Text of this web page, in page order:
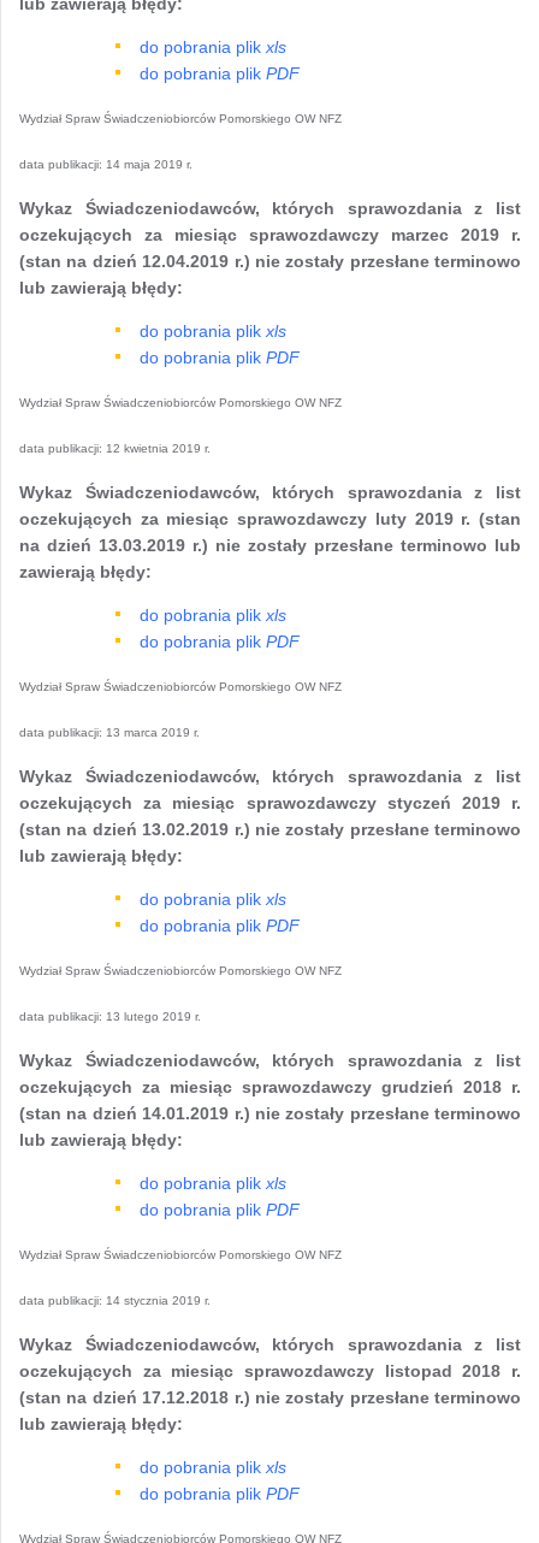
do pobrania plik xls
do pobrania plik PDF
Wydział Spraw Świadczeniobiorców Pomorskiego OW NFZ
data publikacji: 14 maja 2019 r.
Wykaz Świadczeniodawców, których sprawozdania z list
oczekujących za miesiąc sprawozdawczy marzec 2019 r.
(stan na dzień 12.04.2019 r.) nie zostały przesłane terminowo
lub zawierają błędy:
do pobrania plik xls
do pobrania plik PDF
Wydział Spraw Świadczeniobiorców Pomorskiego OW NFZ
data publikacji: 12 kwietnia 2019 r.
Wykaz Świadczeniodawców, których sprawozdania z list
oczekujących za miesiąc sprawozdawczy luty 2019 r. (stan
na dzień 13.03.2019 r.) nie zostały przesłane terminowo lub
zawierają błędy:
do pobrania plik xls
do pobrania plik PDF
Wydział Spraw Świadczeniobiorców Pomorskiego OW NFZ
data publikacji: 13 marca 2019 r.
Wykaz Świadczeniodawców, których sprawozdania z list
oczekujących za miesiąc sprawozdawczy styczeń 2019 r.
(stan na dzień 13.02.2019 r.) nie zostały przesłane terminowo
lub zawierają błędy:
do pobrania plik xls
do pobrania plik PDF
Wydział Spraw Świadczeniobiorców Pomorskiego OW NFZ
data publikacji: 13 lutego 2019 r.
Wykaz Świadczeniodawców, których sprawozdania z list
oczekujących za miesiąc sprawozdawczy grudzień 2018 r.
(stan na dzień 14.01.2019 r.) nie zostały przesłane terminowo
lub zawierają błędy:
do pobrania plik xls
do pobrania plik PDF
Wydział Spraw Świadczeniobiorców Pomorskiego OW NFZ
data publikacji: 14 stycznia 2019 r.
Wykaz Świadczeniodawców, których sprawozdania z list
oczekujących za miesiąc sprawozdawczy listopad 2018 r.
(stan na dzień 17.12.2018 r.) nie zostały przesłane terminowo
lub zawierają błędy:
do pobrania plik xls
do pobrania plik PDF
Wydział Spraw Świadczeniobiorców Pomorskiego OW NFZ